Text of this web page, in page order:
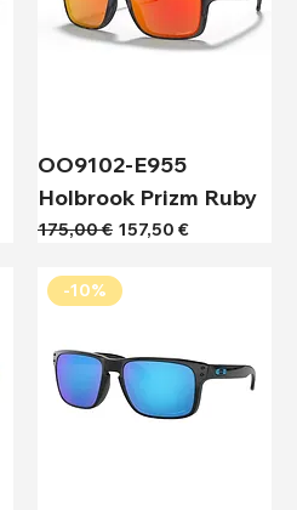
OO9102-E955
Holbrook Prizm Ruby
Κανονική τιμή
175,00 € Τιμή Έκπτωσης
157,50 €
-10%